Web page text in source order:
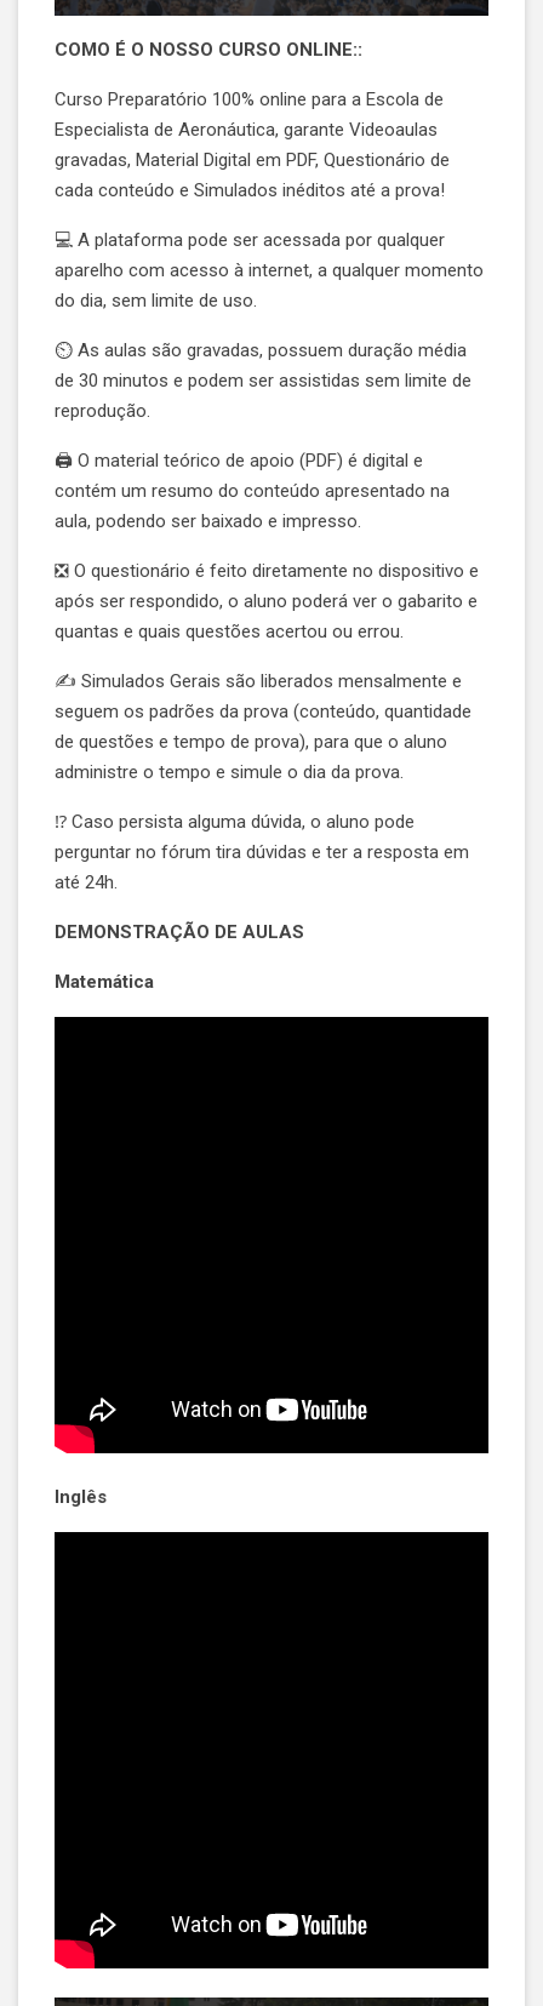
COMO É O NOSSO CURSO ONLINE::
Curso Preparatório 100% online para a Escola de
Especialista de Aeronáutica, garante Videoaulas
gravadas, Material Digital em PDF, Questionário de
cada conteúdo e Simulados inéditos até a prova!
💻 A plataforma pode ser acessada por qualquer
aparelho com acesso à internet, a qualquer momento
do dia, sem limite de uso.
⏲️ As aulas são gravadas, possuem duração média
de 30 minutos e podem ser assistidas sem limite de
reprodução.
🖨️ O material teórico de apoio (PDF) é digital e
contém um resumo do conteúdo apresentado na
aula, podendo ser baixado e impresso.
❎ O questionário é feito diretamente no dispositivo e
após ser respondido, o aluno poderá ver o gabarito e
quantas e quais questões acertou ou errou.
✍ Simulados Gerais são liberados mensalmente e
seguem os padrões da prova (conteúdo, quantidade
de questões e tempo de prova), para que o aluno
administre o tempo e simule o dia da prova.
⁉️ Caso persista alguma dúvida, o aluno pode
perguntar no fórum tira dúvidas e ter a resposta em
até 24h.
DEMONSTRAÇÃO DE AULAS
Matemática
Inglês